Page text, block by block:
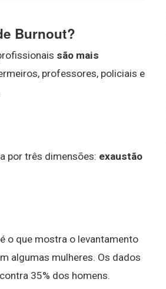
Burnout?
são mais
professores, policiais e
por três dimensões: exaustão
o que mostra o levantamento
algumas mulheres. Os dados
35% dos homens.